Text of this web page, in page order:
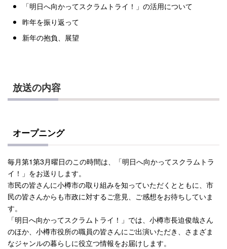
「明日へ向かってスクラムトライ！」の活用について
昨年を振り返って
新年の抱負、展望
放送の内容
オープニング
毎月第1第3月曜日のこの時間は、「明日へ向かってスクラムトラ
イ！」をお送りします。
市民の皆さんに小樽市の取り組みを知っていただくとともに、市
民の皆さんからも市政に対するご意見、ご感想をお待ちしていま
す。
「明日へ向かってスクラムトライ！」では、小樽市長迫俊哉さん
のほか、小樽市役所の職員の皆さんにご出演いただき、さまざま
なジャンルの暮らしに役立つ情報をお届けします。